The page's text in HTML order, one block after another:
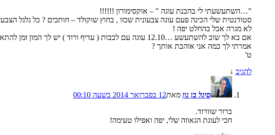
"…השתעשעתי לי בהכנת עוגה " – אוקסימורון !!!!!!
סטודנטית שלי הכינה פעם עוגה צבעונית שכזו , בחוץ שוקולד – חותכים ? כל גלגל
לא מגרה אבל בהחלט יפה !
אם בא לך שוב להשתעשע …12.10 עוגה עם לבבות ( עדיף ורוד ) יש לך המון זמן להתאמן.
אמרתי לך כמה אני אוהבת אותך ?
ט'
להגיב ↓
סיגל בן נון מאת12 בפברואר 2014 בשעה 00:10
ברור שוורוד.
חכי לעוגת הגאווה שלי, יפה ואפילו טעימה!